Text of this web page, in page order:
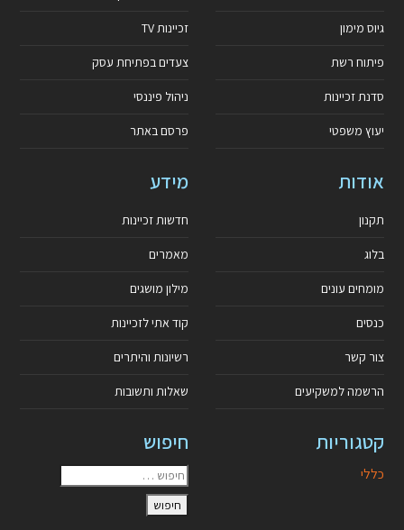
גיוס מימון
פיתוח רשת
סדנת זכיינות
יעוץ משפטי
זכיינות TV
צעדים בפתיחת עסק
ניהול פיננסי
פרסם באתר
אודות
תקנון
בלוג
מומחים עונים
כנסים
צור קשר
הרשמה למשקיעים
מידע
חדשות זכיינות
מאמרים
מילון מושגים
קוד אתי לזכיינות
רשיונות והיתרים
שאלות ותשובות
קטגוריות
כללי
חיפוש